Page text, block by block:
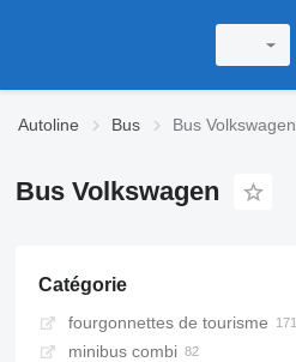
Autoline Bus Bus Volkswagen
Bus Volkswagen
Catégorie
fourgonnettes de tourisme
minibus combi